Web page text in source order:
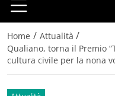
Home / Attualità /
Qualiano, torna il Premio
cultura civile per la nona